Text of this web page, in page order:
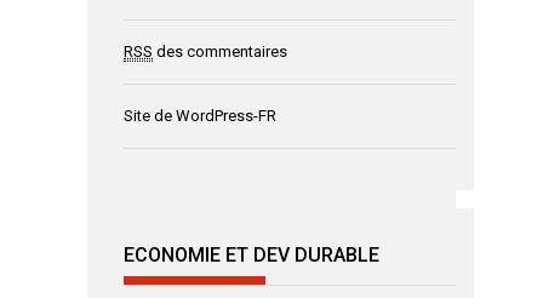
RSS des commentaires
Site de WordPress-FR
ECONOMIE ET DEV DURABLE